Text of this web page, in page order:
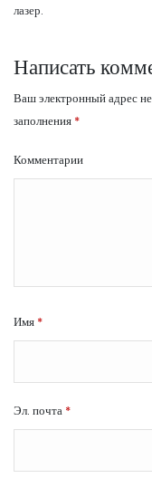
лазер.
Написать
Ваш электронный адрес
заполнения *
Комментарии
Имя *
Эл. почта *